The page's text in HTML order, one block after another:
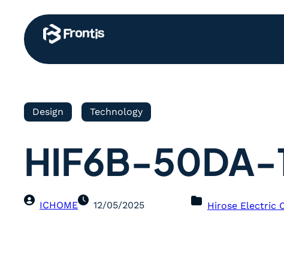
Design Technology
HIF6B-50DA-
ICHOME 12/05/2025 Hirose Electric